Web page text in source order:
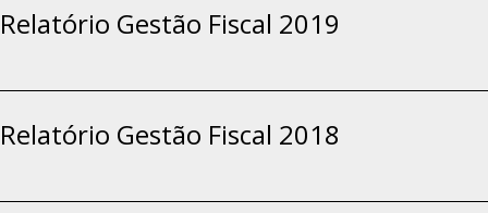
Relatório Gestão Fiscal 2019
Relatório Gestão Fiscal 2018